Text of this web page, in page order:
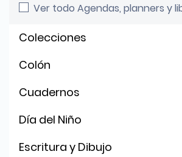
Ver todo Agendas, planners y
Colecciones
Colón
Cuadernos
Día del Niño
Escritura y Dibujo